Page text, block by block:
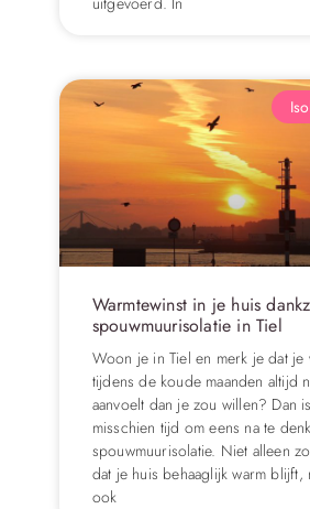
Warmtewinst in je huis
spouwmuurisolatie in Tiel
Woon je in Tiel en merk je dat je
tijdens de koude maanden altijd
aanvoelt dan je zou willen? Dan
misschien tijd om eens na te
spouwmuurisolatie. Niet alleen
dat je huis behaaglijk warm blijft,
ook